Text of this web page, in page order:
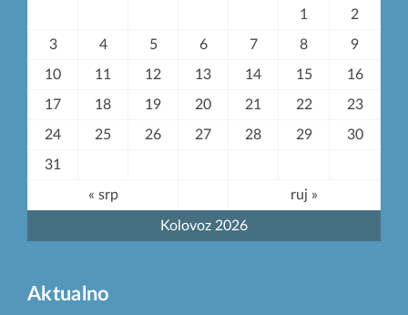
Kolovoz 2026
1 2
3 4 5 6 7 8 9
10 11 12 13 14 15 16
17 18 19 20 21 22 23
24 25 26 27 28 29 30
31
« srp ruj »
Aktualno